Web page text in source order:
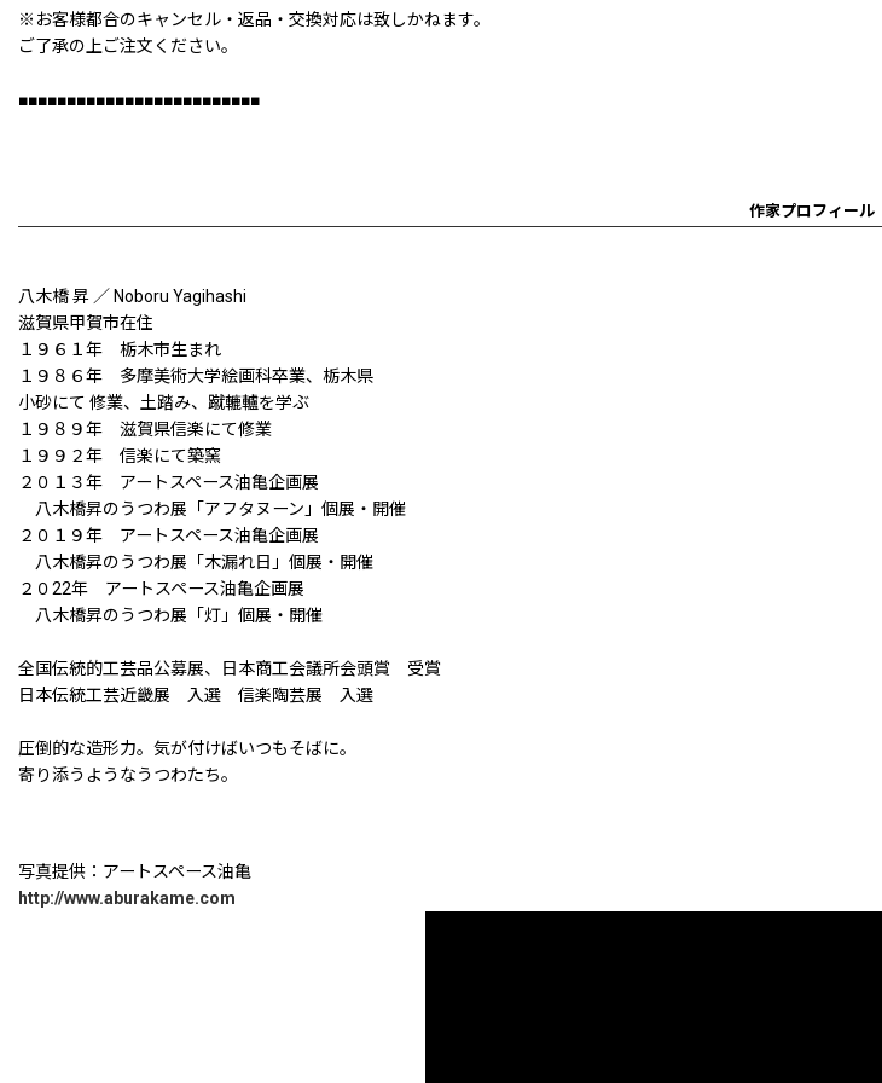
※お客様都合のキャンセル・返品・交換対応は致しかねます。
ご了承の上ご注文ください。
■■■■■■■■■■■■■■■■■■■■■■■■■
作家プロフィール
八木橋 昇 ／ Noboru Yagihashi
滋賀県甲賀市在住
１９６１年 栃木市生まれ
１９８６年 多摩美術大学絵画科卒業、栃木県
小砂にて 修業、土踏み、蹴轆轤を学ぶ
１９８９年 滋賀県信楽にて修業
１９９２年 信楽にて築窯
２０１３年 アートスペース油亀企画展
八木橋昇のうつわ展「アフタヌーン」個展・開催
２０１９年 アートスペース油亀企画展
八木橋昇のうつわ展「木漏れ日」個展・開催
２０22年 アートスペース油亀企画展
八木橋昇のうつわ展「灯」個展・開催
全国伝統的工芸品公募展、日本商工会議所会頭賞 受賞
日本伝統工芸近畿展 入選 信楽陶芸展 入選
圧倒的な造形力。気が付けばいつもそばに。
寄り添うようなうつわたち。
写真提供：アートスペース油亀
http://www.aburakame.com